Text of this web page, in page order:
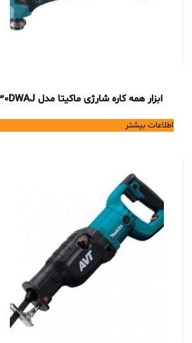
ابزار همه کاره شارژی ماکیتا مدل TM30DWAJ
اطلاعات بیشتر